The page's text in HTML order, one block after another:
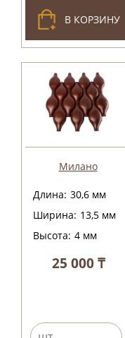
В КОРЗИНУ
Милано
Длина: 30,6 мм
Ширина: 13,5 мм
Высота: 4 мм
25 000 ₸